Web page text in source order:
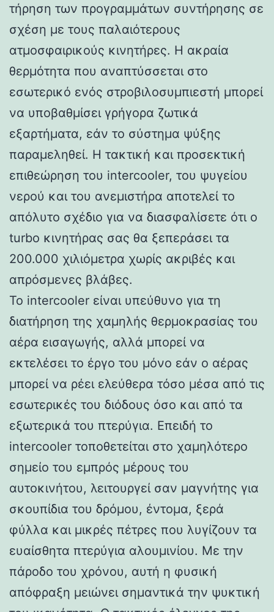
τήρηση των προγραμμάτων συντήρησης σε
σχέση με τους παλαιότερους
ατμοσφαιρικούς κινητήρες. Η ακραία
θερμότητα που αναπτύσσεται στο
εσωτερικό ενός στροβιλοσυμπιεστή μπορεί
να υποβαθμίσει γρήγορα ζωτικά
εξαρτήματα, εάν το σύστημα ψύξης
παραμεληθεί. Η τακτική και προσεκτική
επιθεώρηση του intercooler, του ψυγείου
νερού και του ανεμιστήρα αποτελεί το
απόλυτο σχέδιο για να διασφαλίσετε ότι ο
turbo κινητήρας σας θα ξεπεράσει τα
200.000 χιλιόμετρα χωρίς ακριβές και
απρόσμενες βλάβες.
Το intercooler είναι υπεύθυνο για τη
διατήρηση της χαμηλής θερμοκρασίας του
αέρα εισαγωγής, αλλά μπορεί να
εκτελέσει το έργο του μόνο εάν ο αέρας
μπορεί να ρέει ελεύθερα τόσο μέσα από τις
εσωτερικές του διόδους όσο και από τα
εξωτερικά του πτερύγια. Επειδή το
intercooler τοποθετείται στο χαμηλότερο
σημείο του εμπρός μέρους του
αυτοκινήτου, λειτουργεί σαν μαγνήτης για
σκουπίδια του δρόμου, έντομα, ξερά
φύλλα και μικρές πέτρες που λυγίζουν τα
ευαίσθητα πτερύγια αλουμινίου. Με την
πάροδο του χρόνου, αυτή η φυσική
απόφραξη μειώνει σημαντικά την ψυκτική